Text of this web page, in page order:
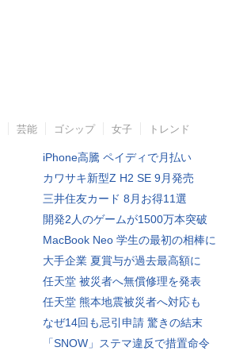
芸能 ゴシップ 女子 トレンド
iPhone高騰 ペイディで月払い
カワサキ新型Z H2 SE 9月発売
三井住友カード 8月お得11選
開発2人のゲームが1500万本突破
MacBook Neo 学生の最初の相棒に
大手企業 夏賞与が過去最高額に
任天堂 被災者へ無償修理を発表
任天堂 熊本地震被災者へ対応も
なぜ14回も忌引申請 驚きの結末
「SNOW」ステマ違反で措置命令